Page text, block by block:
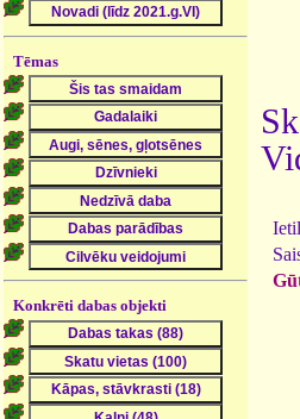
Tēmas
Konkrēti dabas objekti